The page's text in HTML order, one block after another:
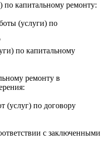
по капитальному ремонту:
(услуги) по
по капитальному
ремонту в
(услуг) по договору
с заключенными